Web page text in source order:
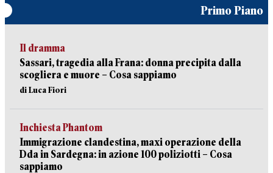
Primo Piano
Il dramma
Sassari, tragedia alla Frana: donna precipita dalla
scogliera e muore – Cosa sappiamo
di Luca Fiori
Inchiesta Phantom
Immigrazione clandestina, maxi operazione della
Dda in Sardegna: in azione 100 poliziotti – Cosa
sappiamo